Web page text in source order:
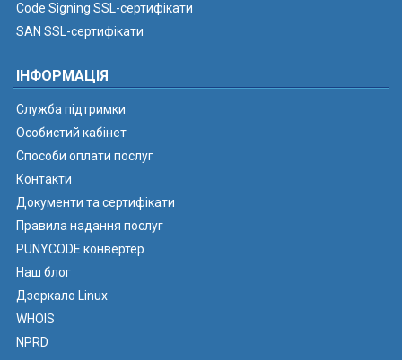
Code Signing SSL-сертифікати
SAN SSL-сертифікати
ІНФОРМАЦІЯ
Служба підтримки
Особистий кабінет
Способи оплати послуг
Контакти
Документи та сертифікати
Правила надання послуг
PUNYCODE конвертер
Наш блог
Дзеркало Linux
WHOIS
NPRD